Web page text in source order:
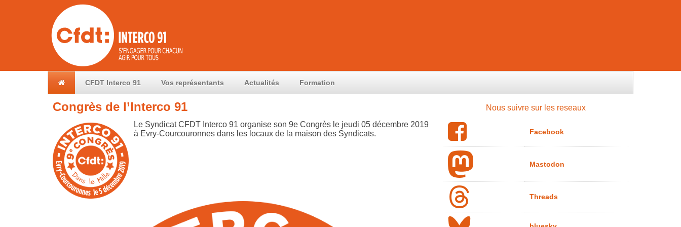
CFDT Interco 91 Vos représentants Actualités Formation
Congrès de l’Interco 91
Le Syndicat CFDT Interco 91 organise son 9e Congrès le jeudi 05 décembre 2019
à Evry-Courcouronnes dans les locaux de la maison des Syndicats.
Nous suivre sur les reseaux
Facebook
Mastodon
Threads